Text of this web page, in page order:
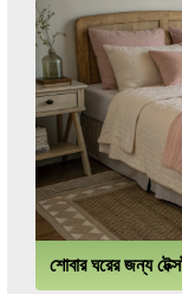
শোবার ঘরের জন্য